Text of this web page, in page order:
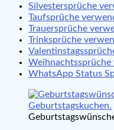
Silvestersprüche
Taufsprüche
Trauersprüche
Trinksprüche
Weihnachtssprüche
WhatsApp Status